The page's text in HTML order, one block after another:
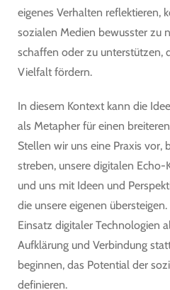
eigenes Verhalten reflektieren,
sozialen Medien bewusster zu
schaffen oder zu unterstützen,
Vielfalt fördern.
In diesem Kontext kann die
als Metapher für einen
Stellen wir uns eine Praxis vor,
streben, unsere digitalen
und uns mit Ideen und
die unsere eigenen
Einsatz digitaler Technologien
Aufklärung und Verbindung
beginnen, das Potential der
definieren.